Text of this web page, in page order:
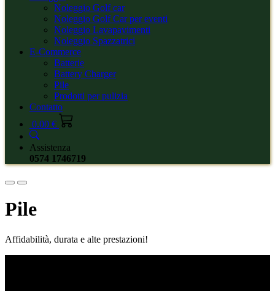
Noleggio Golf car
Noleggio Golf Car per eventi
Noleggio Lavapavimenti
Noleggio Spazzatrici
E-Commerce
Batterie
Battery Charger
Pile
Prodotti per pulizia
Contatto
0.00 €
Assistenza
0574 1746719
Pile
Affidabilità, durata e alte prestazioni!